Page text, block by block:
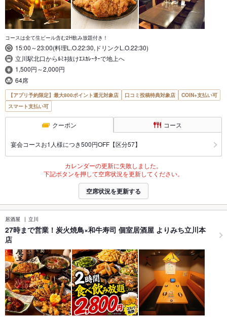
コースは全て生ビール含む2H飲み放題付き！
15:00～23:00(料理L.O.22:30,ドリンクL.O.22:30)
立川駅北口からﾙﾐﾈ抜けｴｽｶﾚｰﾀｰで地上へ
1,500円～2,000円
64席
【アプリ予約限定】最大800ポイント還元対象店 口コミ投稿特典対象店
COIN+支払い可
スマート支払い可
クーポン コース
宴会コースお1人様につき500円OFF【区分57】
カレンダーの更新に失敗しました。
下記ボタンを押して空席状況を更新してください。
空席状況を更新する
居酒屋 立川
27時まで営業！炭火焼鳥×和牛寿司 個室居酒屋 よりみち立川本
店